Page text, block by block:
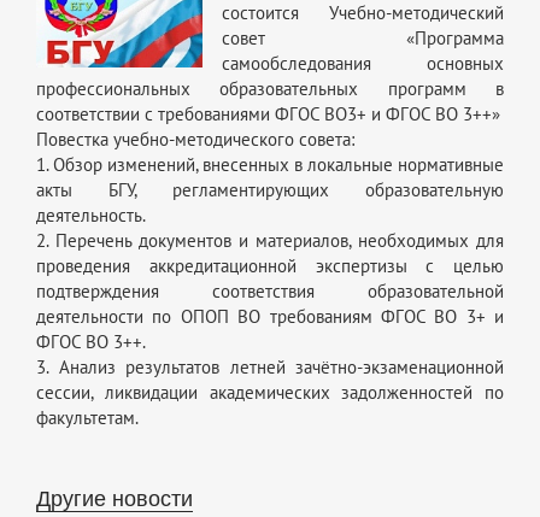
состоится Учебно-методический
совет «Программа
самообследования основных
профессиональных образовательных программ в
соответствии с требованиями ФГОС ВО3+ и ФГОС ВО 3++»
Повестка учебно-методического совета:
1. Обзор изменений, внесенных в локальные нормативные
акты БГУ, регламентирующих образовательную
деятельность.
2. Перечень документов и материалов, необходимых для
проведения аккредитационной экспертизы с целью
подтверждения соответствия образовательной
деятельности по ОПОП ВО требованиям ФГОС ВО 3+ и
ФГОС ВО 3++.
3. Анализ результатов летней зачётно-экзаменационной
сессии, ликвидации академических задолженностей по
факультетам.
Другие новости